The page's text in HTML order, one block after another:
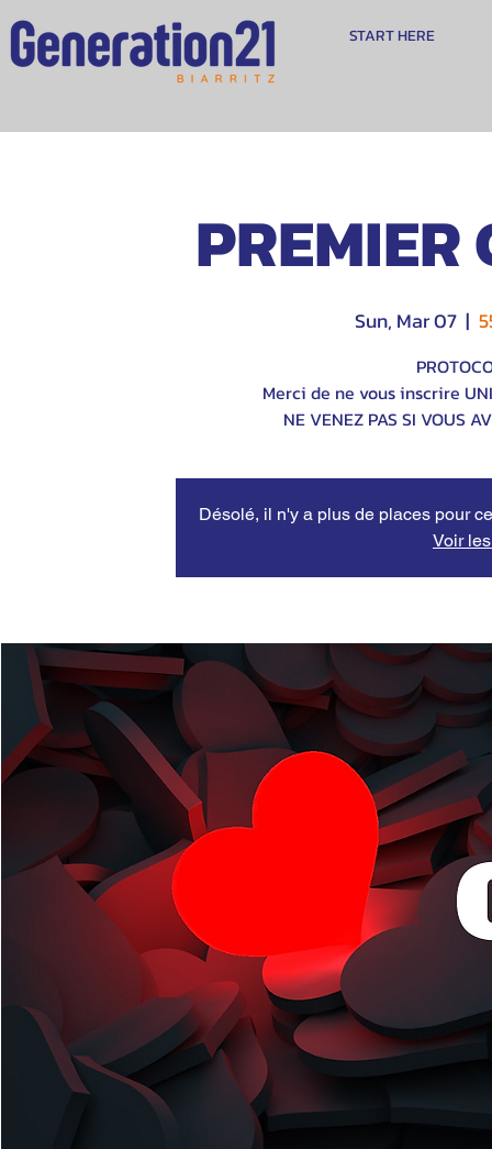
START HERE
Sun, Mar 07
  |
Merci de ne vous inscrire
NE VENEZ PAS SI VOUS
Désolé, il n'y a plus de places pour
Voir